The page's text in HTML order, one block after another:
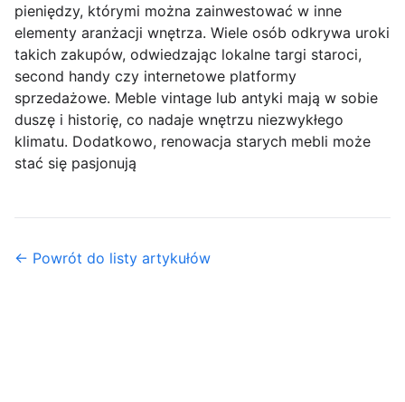
pieniędzy, którymi można zainwestować w inne
elementy aranżacji wnętrza. Wiele osób odkrywa uroki
takich zakupów, odwiedzając lokalne targi staroci,
second handy czy internetowe platformy
sprzedażowe. Meble vintage lub antyki mają w sobie
duszę i historię, co nadaje wnętrzu niezwykłego
klimatu. Dodatkowo, renowacja starych mebli może
stać się pasjonują
← Powrót do listy artykułów